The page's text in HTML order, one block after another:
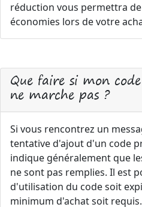
réduction vous permettra
économies lors de votre
Que faire si mon
ne marche pas ?
Si vous rencontrez un
tentative d'ajout d'un code
indique généralement que
ne sont pas remplies. Il est
d'utilisation du code soit
minimum d'achat soit